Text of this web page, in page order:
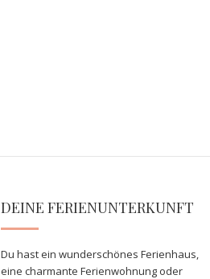
DEINE FERIENUNTERKUNFT
Du hast ein wunderschönes Ferienhaus,
eine charmante Ferienwohnung oder